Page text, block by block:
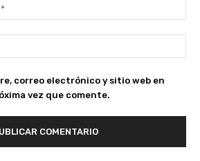
correo electrónico y sitio web en
vez que comente.